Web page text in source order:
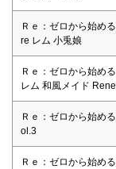
Ｒｅ：ゼロから始め
re レム 小兎娘
Ｒｅ：ゼロから始め
レム 和風メイド
Ｒｅ：ゼロから始め
ol.3
Ｒｅ：ゼロから始め